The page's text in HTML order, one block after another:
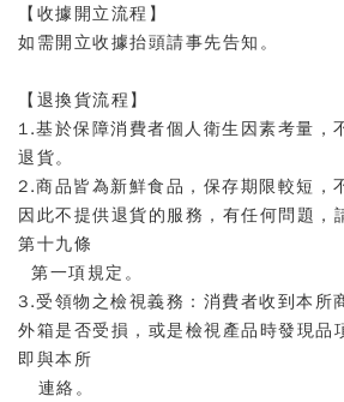
【收據開立流程】
如需開立收據抬頭請事先告知 。
【退換貨流程】
1.基於保障消費者個人衛生因素考量，
退貨。
2.商品皆為新鮮食品，保存期限較短，
因此不提供退貨的服務，有任何問題，
第十九條
第一項規定​ 。
3.受領物之檢視義務：消費者收到本所
外箱是否受損，或是檢視產品時發現品
即與本所
連絡。